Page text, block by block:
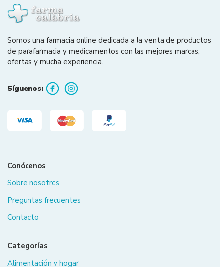
Somos una farmacia online dedicada a la venta de productos
de parafarmacia y medicamentos con las mejores marcas,
ofertas y mucha experiencia.
Síguenos:
Conócenos
Sobre nosotros
Preguntas frecuentes
Contacto
Categorías
Alimentación y hogar